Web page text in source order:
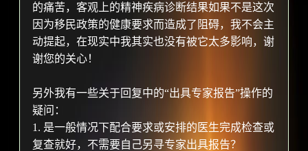
的痛苦，客观上的精神疾病诊断结果如果不是这次
因为移民政策的健康要求而造成了阻碍，我不会主
动提起，在现实中我其实也没有被它太多影响，谢
谢您的关心！
另外我有一些关于回复中的“出具专家报告”操作的
疑问：
1. 是一般情况下配合要求或安排的医生完成检查或
复查就好，不需要自己另寻专家出具报告？